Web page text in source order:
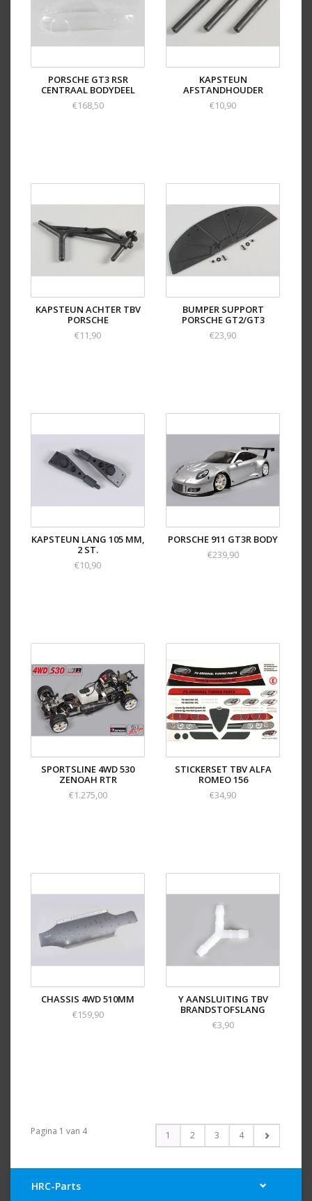
PORSCHE GT3 RSR
CENTRAAL BODYDEEL
€168,50
KAPSTEUN
AFSTANDHOUDER
€10,90
KAPSTEUN ACHTER TBV
PORSCHE
€11,90
BUMPER SUPPORT
PORSCHE GT2/GT3
€23,90
KAPSTEUN LANG 105 MM,
2 ST.
€10,90
PORSCHE 911 GT3R BODY
€239,90
SPORTSLINE 4WD 530
ZENOAH RTR
€1.275,00
STICKERSET TBV ALFA
ROMEO 156
€34,90
CHASSIS 4WD 510MM
€159,90
Y AANSLUITING TBV
BRANDSTOFSLANG
€3,90
Pagina 1 van 4 1 2 3 4
HRC-Parts